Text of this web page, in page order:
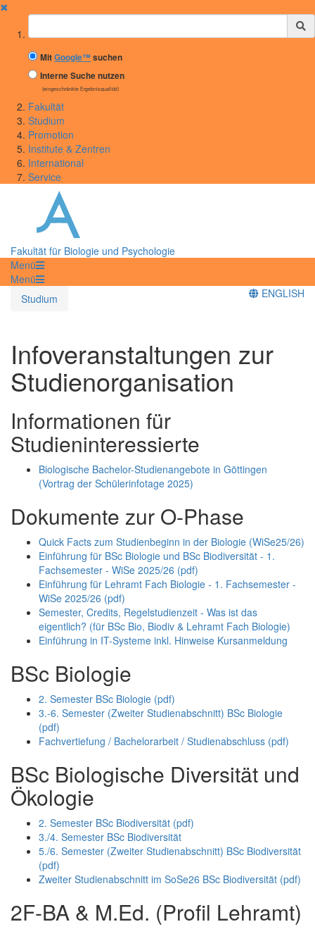
✖
Suchbegriff
MitGoogle™suchen
Interne Suche nutzen
(eingeschränkte Ergebnisqualität)
Fakultät
Studium
Promotion
Institute & Zentren
International
Service
Fakultät für Biologie und Psychologie
Menü
Menü
Studium
ENGLISH
Infoveranstaltungen zur
Studienorganisation
Informationen für
Studieninteressierte
Biologische Bachelor-Studienangebote in Göttingen
(Vortrag der Schülerinfotage 2025)
Dokumente zur O-Phase
Quick Facts zum Studienbeginn in der Biologie (WiSe25/26)
Einführung für BSc Biologie und BSc Biodiversität - 1.
Fachsemester - WiSe 2025/26 (pdf)
Einführung für Lehramt Fach Biologie - 1. Fachsemester -
WiSe 2025/26 (pdf)
Semester, Credits, Regelstudienzeit - Was ist das
eigentlich? (für BSc Bio, Biodiv & Lehramt Fach Biologie)
Einführung in IT-Systeme inkl. Hinweise Kursanmeldung
BSc Biologie
2. Semester BSc Biologie (pdf)
3.-6. Semester (Zweiter Studienabschnitt) BSc Biologie
(pdf)
Fachvertiefung / Bachelorarbeit / Studienabschluss (pdf)
BSc Biologische Diversität und
Ökologie
2. Semester BSc Biodiversität (pdf)
3./4. Semester BSc Biodiversität
5./6. Semester (Zweiter Studienabschnitt) BSc Biodiversität
(pdf)
Zweiter Studienabschnitt im SoSe26 BSc Biodiversität (pdf)
2F-BA & M.Ed. (Profil Lehramt)